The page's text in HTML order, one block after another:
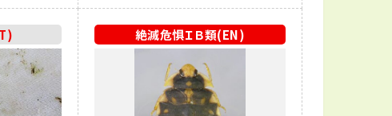
絶滅危惧ＩＢ類(EN)